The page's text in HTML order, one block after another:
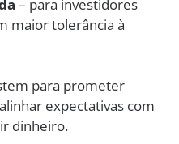
– para investidores
maior tolerância à
para prometer
expectativas com
dinheiro.